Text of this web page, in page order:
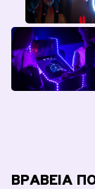
ΒΡΑΒΕΙΑ